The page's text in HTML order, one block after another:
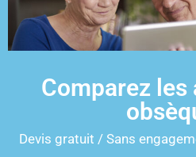
Comparez les
Devis gratuit / Sans